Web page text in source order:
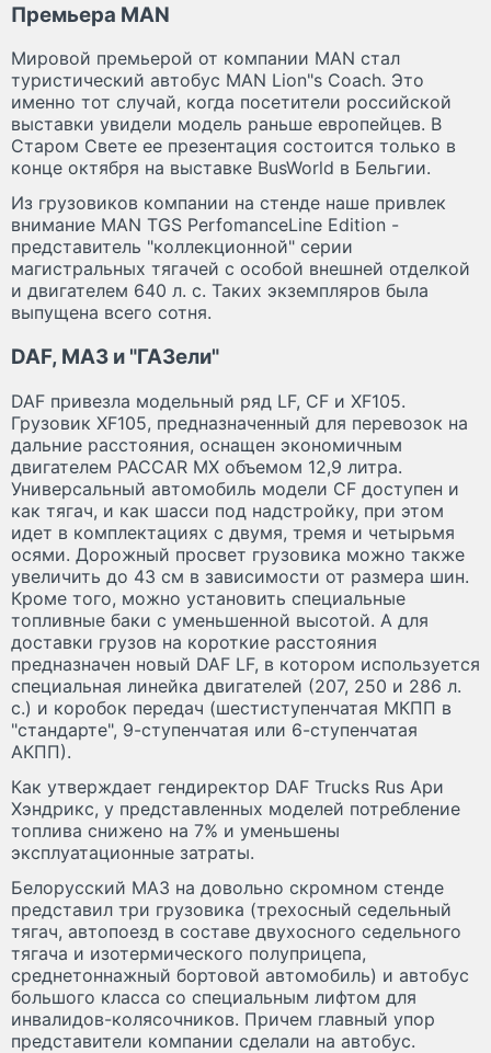
Премьера MAN
Мировой премьерой от компании MAN стал
туристический автобус MAN Lion"s Coach. Это
именно тот случай, когда посетители российской
выставки увидели модель раньше европейцев. В
Старом Свете ее презентация состоится только в
конце октября на выставке BusWorld в Бельгии.
Из грузовиков компании на стенде наше привлек
внимание MAN TGS PerfomanceLine Edition -
представитель "коллекционной" серии
магистральных тягачей с особой внешней отделкой
и двигателем 640 л. с. Таких экземпляров была
выпущена всего сотня.
DAF, МАЗ и "ГАЗели"
DAF привезла модельный ряд LF, CF и XF105.
Грузовик XF105, предназначенный для перевозок на
дальние расстояния, оснащен экономичным
двигателем PACCAR MX объемом 12,9 литра.
Универсальный автомобиль модели CF доступен и
как тягач, и как шасси под надстройку, при этом
идет в комплектациях с двумя, тремя и четырьмя
осями. Дорожный просвет грузовика можно также
увеличить до 43 см в зависимости от размера шин.
Кроме того, можно установить специальные
топливные баки с уменьшенной высотой. А для
доставки грузов на короткие расстояния
предназначен новый DAF LF, в котором используется
специальная линейка двигателей (207, 250 и 286 л.
с.) и коробок передач (шестиступенчатая МКПП в
"стандарте", 9-ступенчатая или 6-ступенчатая
АКПП).
Как утверждает гендиректор DAF Trucks Rus Ари
Хэндрикс, у представленных моделей потребление
топлива снижено на 7% и уменьшены
эксплуатационные затраты.
Белорусский МАЗ на довольно скромном стенде
представил три грузовика (трехосный седельный
тягач, автопоезд в составе двухосного седельного
тягача и изотермического полуприцепа,
среднетоннажный бортовой автомобиль) и автобус
большого класса со специальным лифтом для
инвалидов-колясочников. Причем главный упор
представители компании сделали на автобус.